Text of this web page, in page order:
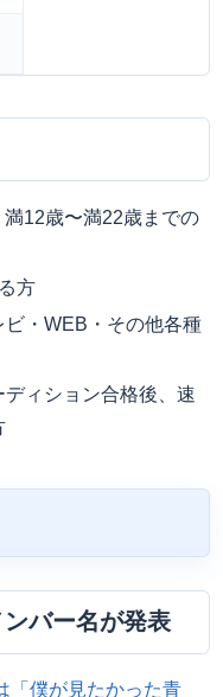
12歳〜満22歳までの
方
・WEB・その他各種
ィション合格後、速
バー名が発表
「僕が見たかった青